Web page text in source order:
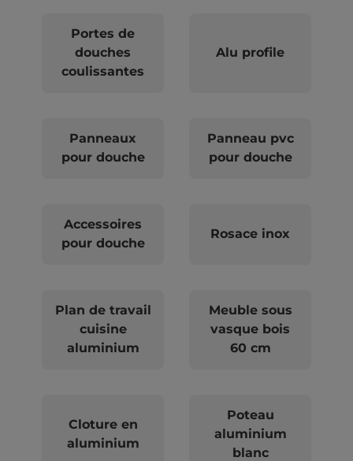
Portes de
douches
coulissantes
Alu profile
Panneaux
pour douche
Panneau pvc
pour douche
Accessoires
pour douche
Rosace inox
Plan de travail
cuisine
aluminium
Meuble sous
vasque bois
60 cm
Cloture en
aluminium
Poteau
aluminium
blanc